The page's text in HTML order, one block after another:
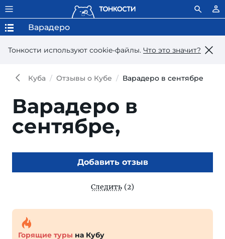
Тонкости используют сookie-файлы. Что это значит?
Варадеро
Куба Отзывы о Кубе Варадеро в сентябре
Варадеро в
сентябре,
Добавить отзыв
Следить (2)
Горящие туры на Кубу